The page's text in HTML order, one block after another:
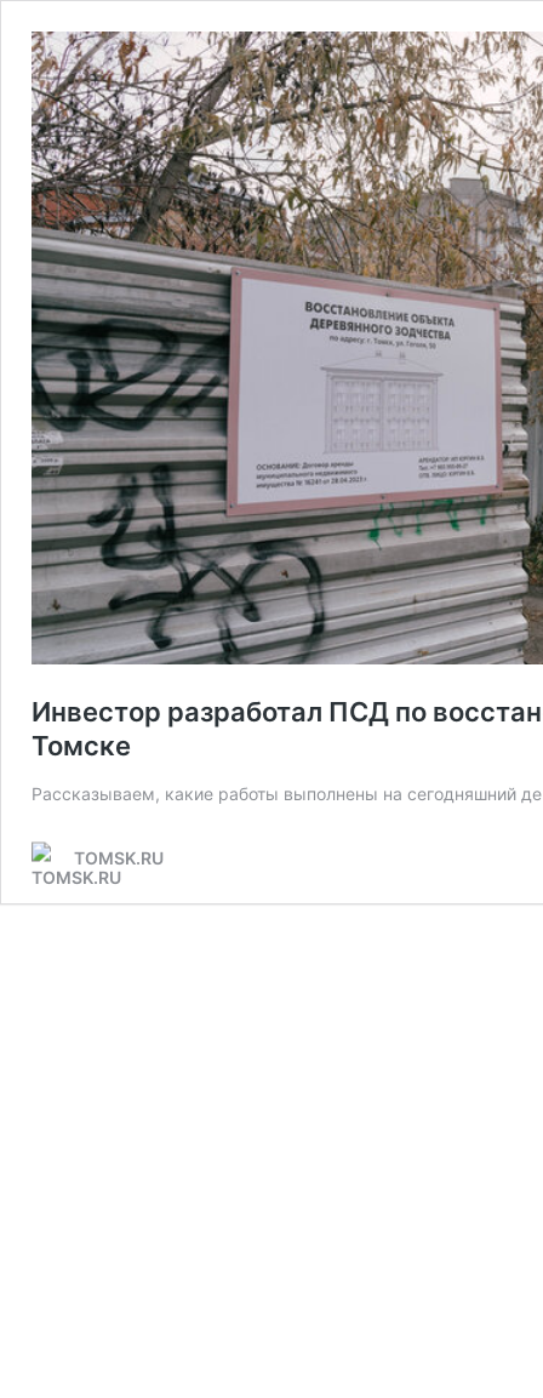
Инвестор разработал ПСД по
Томске
Рассказываем, какие работы выполнены на сегодняшний
TOMSK.RU